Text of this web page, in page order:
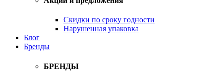
Скидки по сроку годности
Нарушенная упаковка
Блог
Бренды
БРЕНДЫ